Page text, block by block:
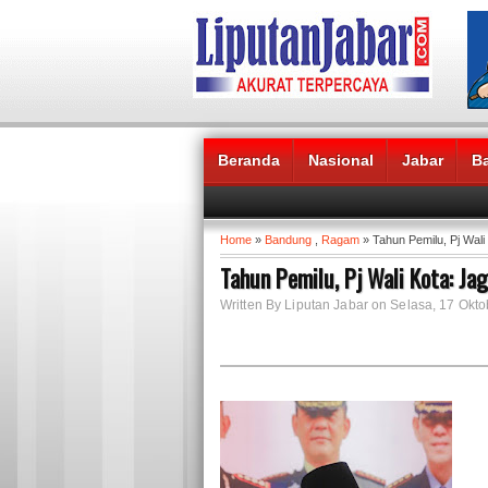
Beranda Nasional Jabar
Headlines News :
Home » Bandung Ragam » Tahun Pemilu, Pj
Tahun Pemilu, Pj Wali Kota:
Written By Liputan Jabar on Selasa, 17